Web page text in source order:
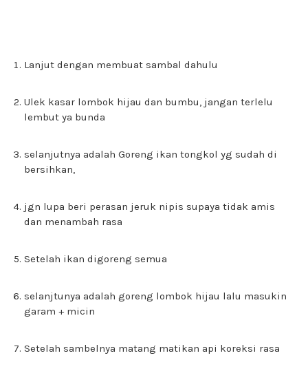
Lanjut dengan membuat sambal dahulu
Ulek kasar lombok hijau dan bumbu, jangan terlelu
lembut ya bunda
selanjutnya adalah Goreng ikan tongkol yg sudah di
bersihkan,
jgn lupa beri perasan jeruk nipis supaya tidak amis
dan menambah rasa
Setelah ikan digoreng semua
selanjtunya adalah goreng lombok hijau lalu masukin
garam + micin
Setelah sambelnya matang matikan api koreksi rasa